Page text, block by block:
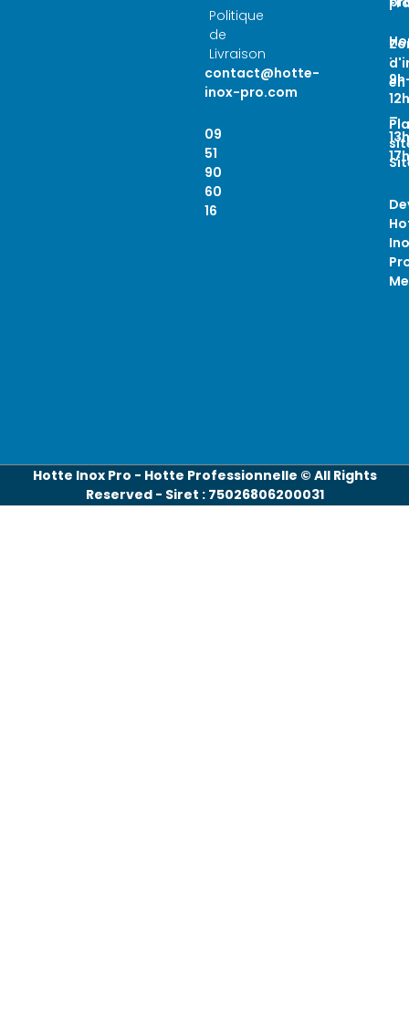
en
:
12h
–
17h
Politique
de
Livraison
contact@hotte-
inox-pro.com
09
51
90
60
16
Hotte Inox Pro - Hotte Professionnelle © All Rights
Reserved - Siret : 75026806200031